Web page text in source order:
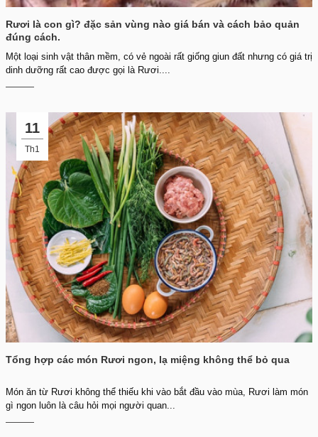
Rươi là con gì? đặc sản vùng nào giá bán và cách bảo quản
đúng cách.
Một loại sinh vật thân mềm, có vẻ ngoài rất giống giun đất nhưng có giá trị
dinh dưỡng rất cao được gọi là Rươi....
11
Th1
Tổng hợp các món Rươi ngon, lạ miệng không thể bỏ qua
Món ăn từ Rươi không thể thiếu khi vào bắt đầu vào mùa, Rươi làm món
gì ngon luôn là câu hỏi mọi người quan...